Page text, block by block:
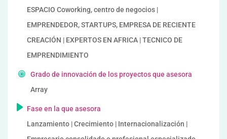
ESPACIO Coworking, centro de negocios |
EMPRENDEDOR, STARTUPS, EMPRESA DE RECIENTE
CREACIÓN | EXPERTOS EN AFRICA | TECNICO DE
EMPRENDIMIENTO
Grado de innovación de los proyectos que asesora
Array
Fase en la que asesora
Lanzamiento | Crecimiento | Internacionalización |